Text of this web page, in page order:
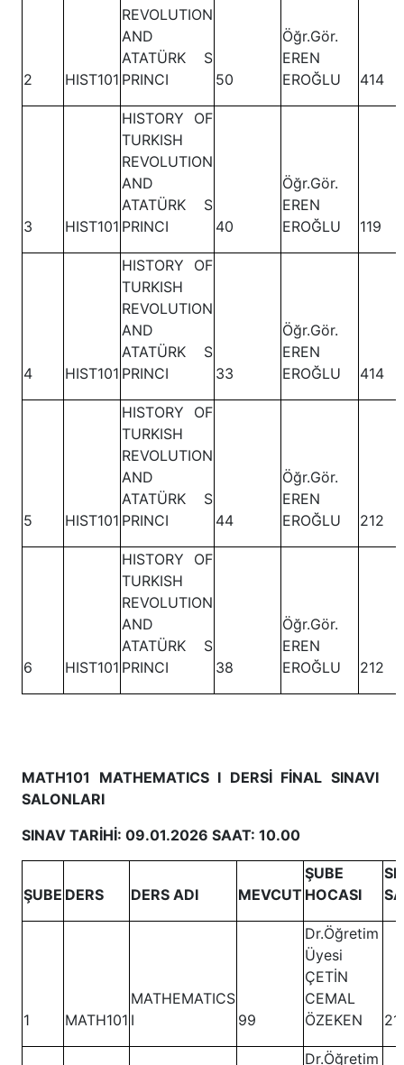
2 HIST101
REVOLUTION
AND
ATATÜRK S
PRINCI
50
Öğr.Gör.
EREN
EROĞLU
414
3 HIST101
HISTORY OF
TURKISH
REVOLUTION
AND
ATATÜRK S
PRINCI
40
Öğr.Gör.
EREN
EROĞLU
119
4 HIST101
HISTORY OF
TURKISH
REVOLUTION
AND
ATATÜRK S
PRINCI
33
Öğr.Gör.
EREN
EROĞLU
414
5 HIST101
HISTORY OF
TURKISH
REVOLUTION
AND
ATATÜRK S
PRINCI
44
Öğr.Gör.
EREN
EROĞLU
212
6 HIST101
HISTORY OF
TURKISH
REVOLUTION
AND
ATATÜRK S
PRINCI
38
Öğr.Gör.
EREN
EROĞLU
212
MATH101 MATHEMATICS I DERSİ FİNAL SINAVI
SALONLARI
SINAV TARİHİ: 09.01.2026 SAAT: 10.00
ŞUBE DERS DERS ADI MEVCUT
ŞUBE
HOCASI
1 MATH101
MATHEMATICS
I
99
Dr.Öğretim
Üyesi
ÇETİN
CEMAL
ÖZEKEN
Dr.Öğretim